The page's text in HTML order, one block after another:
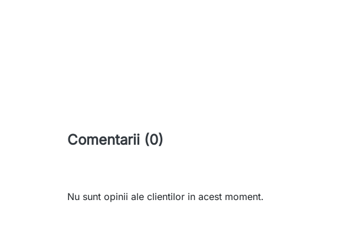
Comentarii (0)
Nu sunt opinii ale clientilor in acest moment.